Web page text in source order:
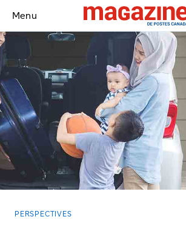
Menu
PERSPECTIVES